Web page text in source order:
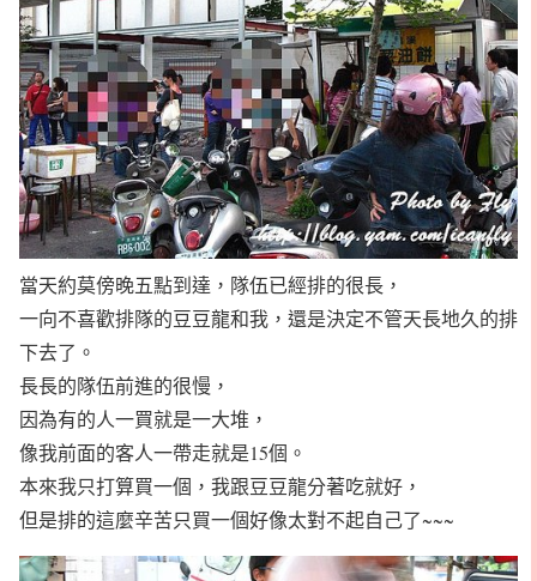
當天約莫傍晚五點到達，隊伍已經排的很長，
一向不喜歡排隊的豆豆龍和我，還是決定不管天長地久的排
下去了。
長長的隊伍前進的很慢，
因為有的人一買就是一大堆，
像我前面的客人一帶走就是15個。
本來我只打算買一個，我跟豆豆龍分著吃就好，
但是排的這麼辛苦只買一個好像太對不起自己了~~~